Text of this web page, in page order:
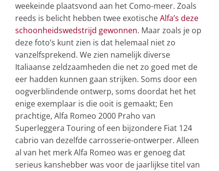
weekeinde plaatsvond aan het Como-meer. Zoals
reeds is belicht hebben twee exotischeAlfa’s deze
schoonheidswedstrijd gewonnen. Maar zoals je op
deze foto’s kunt zien is dat helemaal niet zo
vanzelfsprekend. We zien namelijk diverse
Italiaanse zeldzaamheden die net zo goed met de
eer hadden kunnen gaan strijken. Soms door een
oogverblindende ontwerp, soms doordat het het
enige exemplaar is die ooit is gemaakt; Een
prachtige, Alfa Romeo 2000 Praho van
Superleggera Touring of een bijzondere Fiat 124
cabrio van dezelfde carrosserie-ontwerper. Alleen
al van het merk Alfa Romeo was er genoeg dat
serieus kanshebber was voor de jaarlijkse titel van